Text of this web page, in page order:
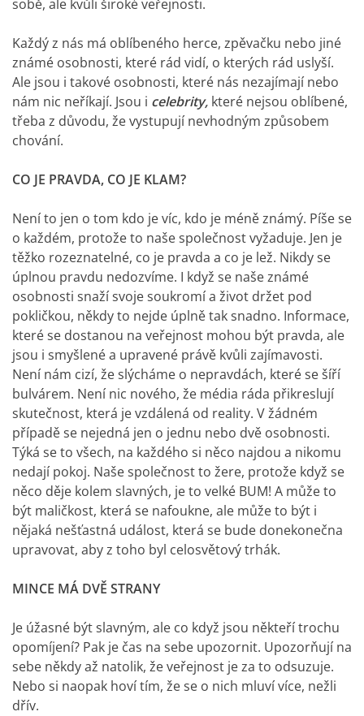
sobě, ale kvůli široké veřejnosti.
Každý z nás má oblíbeného herce, zpěvačku nebo jiné
známé osobnosti, které rád vidí, o kterých rád uslyší.
Ale jsou i takové osobnosti, které nás nezajímají nebo
nám nic neříkají. Jsou i celebrity, které nejsou oblíbené,
třeba z důvodu, že vystupují nevhodným způsobem
chování.
CO JE PRAVDA, CO JE KLAM?
Není to jen o tom kdo je víc, kdo je méně známý. Píše se
o každém, protože to naše společnost vyžaduje. Jen je
těžko rozeznatelné, co je pravda a co je lež. Nikdy se
úplnou pravdu nedozvíme. I když se naše známé
osobnosti snaží svoje soukromí a život držet pod
pokličkou, někdy to nejde úplně tak snadno. Informace,
které se dostanou na veřejnost mohou být pravda, ale
jsou i smyšlené a upravené právě kvůli zajímavosti.
Není nám cizí, že slýcháme o nepravdách, které se šíří
bulvárem. Není nic nového, že média ráda přikreslují
skutečnost, která je vzdálená od reality. V žádném
případě se nejedná jen o jednu nebo dvě osobnosti.
Týká se to všech, na každého si něco najdou a nikomu
nedají pokoj. Naše společnost to žere, protože když se
něco děje kolem slavných, je to velké BUM! A může to
být maličkost, která se nafoukne, ale může to být i
nějaká nešťastná událost, která se bude donekonečna
upravovat, aby z toho byl celosvětový trhák.
MINCE MÁ DVĚ STRANY
Je úžasné být slavným, ale co když jsou někteří trochu
opomíjení? Pak je čas na sebe upozornit. Upozorňují na
sebe někdy až natolik, že veřejnost je za to odsuzuje.
Nebo si naopak hoví tím, že se o nich mluví více, nežli
dřív.